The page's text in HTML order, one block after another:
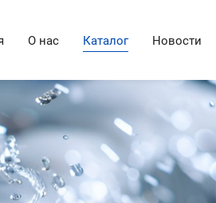
О нас Каталог Новости